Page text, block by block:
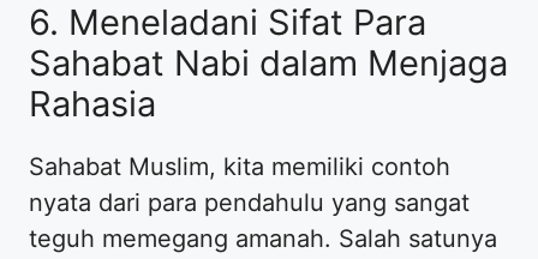
6. Meneladani Sifat Para
Sahabat Nabi dalam Menjaga
Rahasia
Sahabat Muslim, kita memiliki contoh
nyata dari para pendahulu yang sangat
teguh memegang amanah. Salah satunya